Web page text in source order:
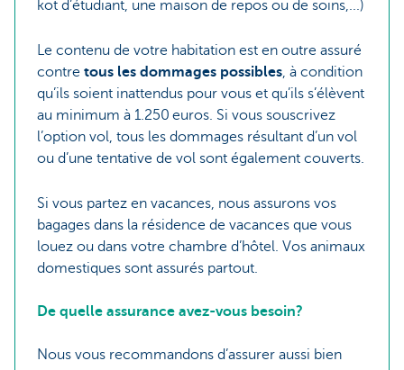
kot d’étudiant, une maison de repos ou de soins,...)
Le contenu de votre habitation est en outre assuré
contre tous les dommages possibles, à condition
qu’ils soient inattendus pour vous et qu’ils s’élèvent
au minimum à 1.250 euros. Si vous souscrivez
l’option vol, tous les dommages résultant d’un vol
ou d’une tentative de vol sont également couverts.
Si vous partez en vacances, nous assurons vos
bagages dans la résidence de vacances que vous
louez ou dans votre chambre d’hôtel. Vos animaux
domestiques sont assurés partout.
De quelle assurance avez-vous besoin?
Nous vous recommandons d’assurer aussi bien